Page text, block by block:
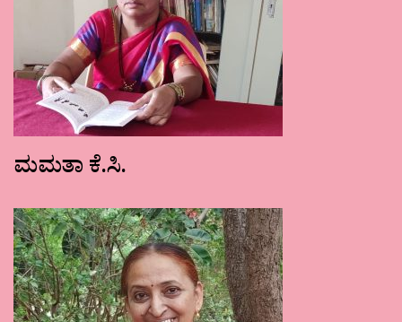
ಮಮತಾ ಕೆ.ಸಿ.